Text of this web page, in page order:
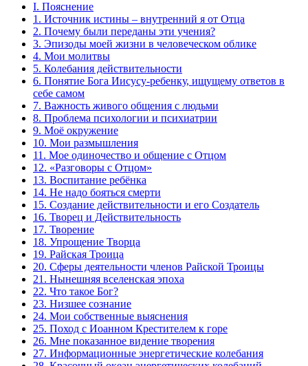
I. Пояснение
1. Источник истины – внутренний я от Отца
2. Почему были переданы эти учения?
3. Эпизоды моей жизни в человеческом облике
4. Мои молитвы
5. Колебания действительности
6. Понятие Бога Иисусу-ребенку, ищущему ответов в
себе самом
7. Важность живого общения с людьми
8. Проблема психологии и психиатрии
9. Моё окружение
10. Мои размышления
11. Мое одиночество и общение с Отцом
12. «Разговоры с Отцом»
13. Воспитание ребёнка
14. Не надо бояться смерти
15. Создание действительности и его Создатель
16. Творец и Действительность
17. Творение
18. Упрощение Творца
19. Райская Троица
20. Сферы деятельности членов Райской Троицы
21. Нынешняя вселенская эпоха
22. Что такое Бог?
23. Низшее сознание
24. Мои собственные выяснения
25. Поход с Иоанном Крестителем к горе
26. Мне показанное видение творения
27. Информационные энергетические колебания